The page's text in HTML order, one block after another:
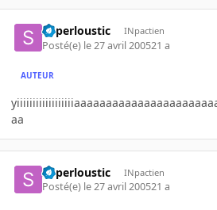
Superloustic INpactien
Posté(e) le 27 avril 200521 a
AUTEUR
aa
Superloustic INpactien
Posté(e) le 27 avril 200521 a